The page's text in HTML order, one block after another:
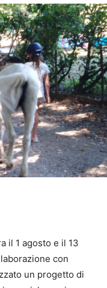
il 1 agosto e il 13
con
un progetto di